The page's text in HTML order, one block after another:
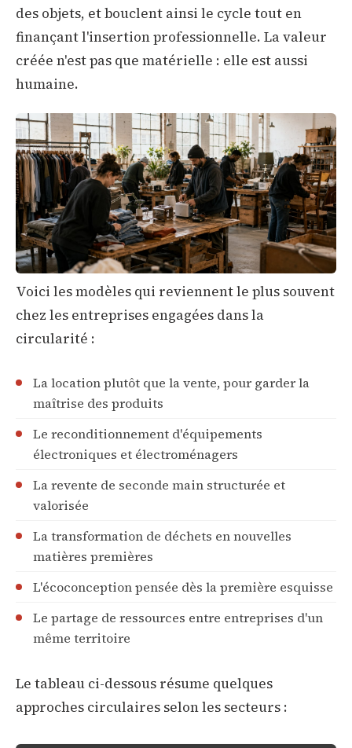
des objets, et bouclent ainsi le cycle tout en
finançant l'insertion professionnelle. La valeur
créée n'est pas que matérielle : elle est aussi
humaine.
Voici les modèles qui reviennent le plus souvent
chez les entreprises engagées dans la
circularité :
La location plutôt que la vente, pour garder la
maîtrise des produits
Le reconditionnement d'équipements
électroniques et électroménagers
La revente de seconde main structurée et
valorisée
La transformation de déchets en nouvelles
matières premières
L'écoconception pensée dès la première esquisse
Le partage de ressources entre entreprises d'un
même territoire
Le tableau ci-dessous résume quelques
approches circulaires selon les secteurs :